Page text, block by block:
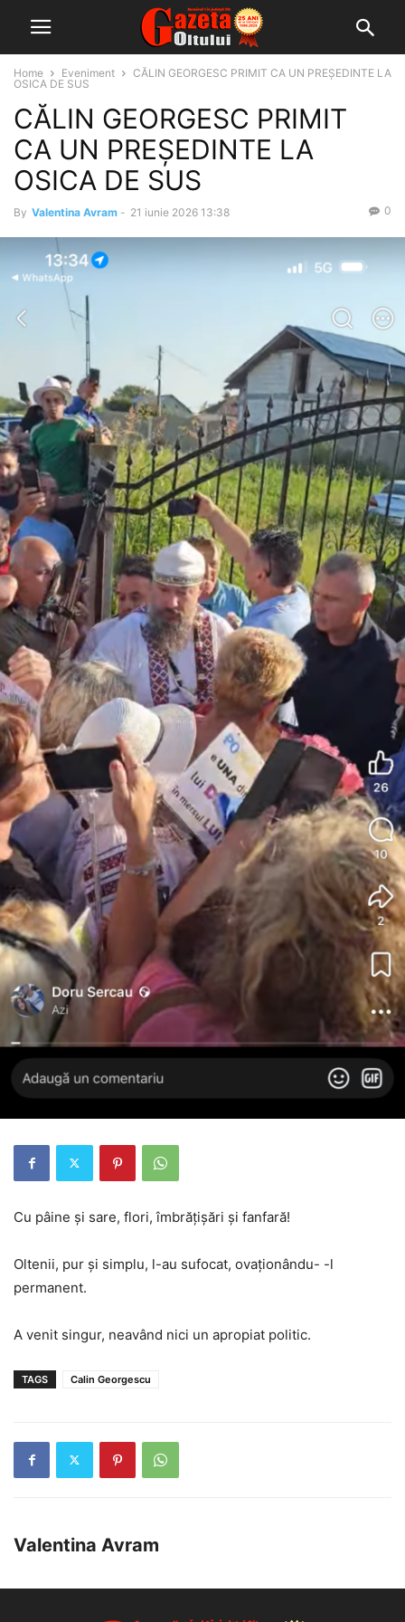
Home Eveniment
CĂLIN GEORGESC PRIMIT CA UN PREȘEDINTE LA
OSICA DE SUS
CĂLIN GEORGESC PRIMIT
CA UN PREȘEDINTE LA
OSICA DE SUS
By Valentina Avram - 21 iunie 2026 13:38 0
Cu pâine și sare, flori, îmbrățișări și fanfară!
Oltenii, pur și simplu, l-au sufocat, ovaționându- -l
permanent.
A venit singur, neavând nici un apropiat politic.
TAGS Calin Georgescu
Valentina Avram